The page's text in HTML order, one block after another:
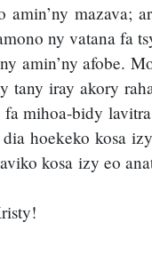
mazava;
ny vatana fa
amin’ny afobe.
iray akory
mihoa-bidy
hoekeko kosa
kosa izy eo